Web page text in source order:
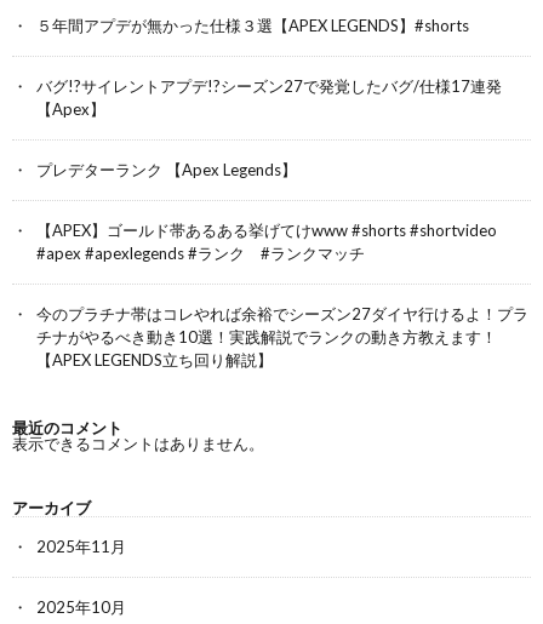
５年間アプデが無かった仕様３選【APEX LEGENDS】#shorts
バグ!?サイレントアプデ!?シーズン27で発覚したバグ/仕様17連発
【Apex】
プレデターランク 【Apex Legends】
【APEX】ゴールド帯あるある挙げてけwww #shorts #shortvideo
#apex #apexlegends #ランク #ランクマッチ
今のプラチナ帯はコレやれば余裕でシーズン27ダイヤ行けるよ！プラ
チナがやるべき動き10選！実践解説でランクの動き方教えます！
【APEX LEGENDS立ち回り解説】
最近のコメント
表示できるコメントはありません。
アーカイブ
2025年11月
2025年10月